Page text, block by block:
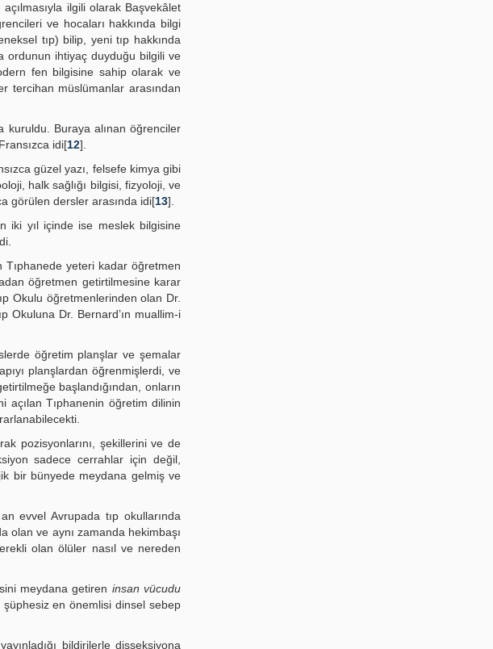
ilgili olarak Başvekâlet
ve hocaları hakkında bilgi
tıp) bilip, yeni tıp hakkında
ordunun ihtiyaç duyduğu bilgili ve
fen bilgisine sahip olarak ve
tercihan müslümanlar arasından
kuruldu. Buraya alınan öğrenciler
idi[12].
güzel yazı, felsefe kimya gibi
halk sağlığı bilgisi, fizyoloji, ve
görülen dersler arasında idi[13].
iki yıl içinde ise meslek bilgisine
Tıphanede yeteri kadar öğretmen
öğretmen getirtilmesine karar
Okulu öğretmenlerinden olan Dr.
Okuluna Dr. Bernard’ın muallim-i
öğretim planşlar ve şemalar
planşlardan öğrenmişlerdi, ve
başlandığından, onların
açılan Tıphanenin öğretim dilinin
pozisyonlarını, şekillerini ve de
sadece cerrahlar için değil,
bir bünyede meydana gelmiş ve
evvel Avrupada tıp okullarında
olan ve aynı zamanda hekimbaşı
olan ölüler nasıl ve nereden
meydana getiren insan vücudu
şüphesiz en önemlisi dinsel sebep
bildirilerle disseksiyona